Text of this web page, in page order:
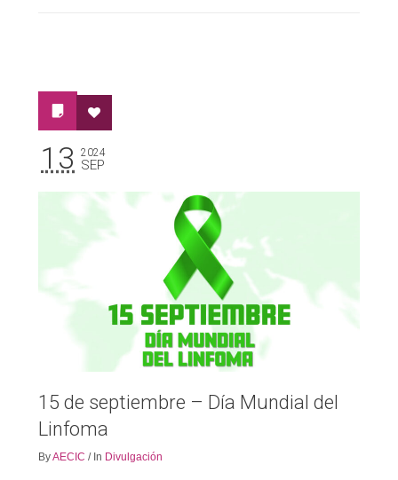
13 2024
SEP
15 de septiembre – Día Mundial del
Linfoma
ByAECIC / In Divulgación